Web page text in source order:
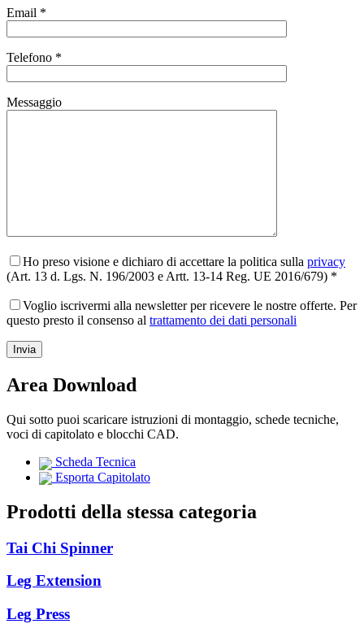
Email *
Telefono *
Messaggio
Ho preso visione e dichiaro di accettare la politica sulla privacy
(Art. 13 d. Lgs. N. 196/2003 e Artt. 13-14 Reg. UE 2016/679) *
Voglio iscrivermi alla newsletter per ricevere le nostre offerte. Per
questo presto il consenso al trattamento dei dati personali
Area Download
Qui sotto puoi scaricare istruzioni di montaggio, schede tecniche,
voci di capitolato e blocchi CAD.
Scheda Tecnica
Esporta Capitolato
Prodotti della stessa categoria
Tai Chi Spinner
Leg Extension
Leg Press